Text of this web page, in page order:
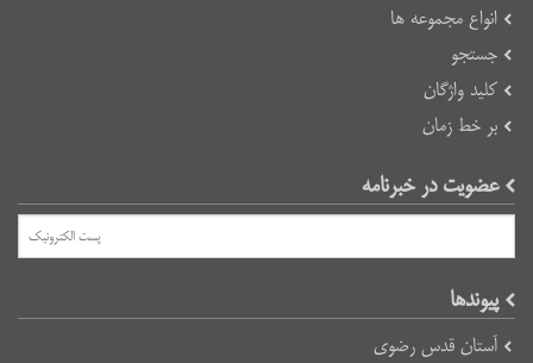
انواع مجموعه ها
جستجو
کلید واژگان
بر خط زمان
عضویت در خبرنامه
پیوند‌ها
آستان قدس رضوی